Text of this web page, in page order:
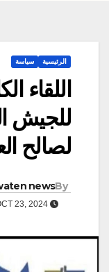
الرئيسية سياسة
اللقاء
للجيش
لصالح
By
news